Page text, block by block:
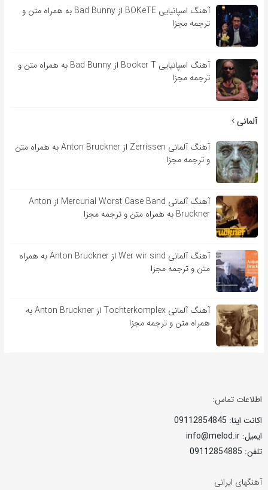
آهنگ اسپانیایی BOKeTE از Bad Bunny به همراه متن و
ترجمه مجزا
آهنگ اسپانیایی Booker T از Bad Bunny به همراه متن و
ترجمه مجزا
آلمانی
آهنگ آلمانی Zerrissen از Anton Bruckner به همراه متن
و ترجمه مجزا
آهنگ آلمانی Mercurial Worst Case Band از Anton
Bruckner به همراه متن و ترجمه مجزا
آهنگ آلمانی Wer wir sind از Anton Bruckner به همراه
متن و ترجمه مجزا
آهنگ آلمانی Tochterkomplex از Anton Bruckner به
همراه متن و ترجمه مجزا
اطلاعات تماس:
اکانت ایتا: 09112854845
ایمیل: info@melod.ir
تلفن: 09112854885
آهنگهای ایرانی